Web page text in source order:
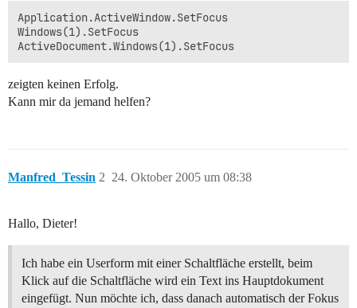
Application.ActiveWindow.SetFocus
Windows(1).SetFocus
zeigten keinen Erfolg.
Kann mir da jemand helfen?
Manfred_Tessin 24. Oktober 2005 um 08:38
2
Hallo, Dieter!
Ich habe ein Userform mit einer Schaltfläche erstellt, beim
Klick auf die Schaltfläche wird ein Text ins Hauptdokument
eingefügt. Nun möchte ich, dass danach automatisch der Fokus